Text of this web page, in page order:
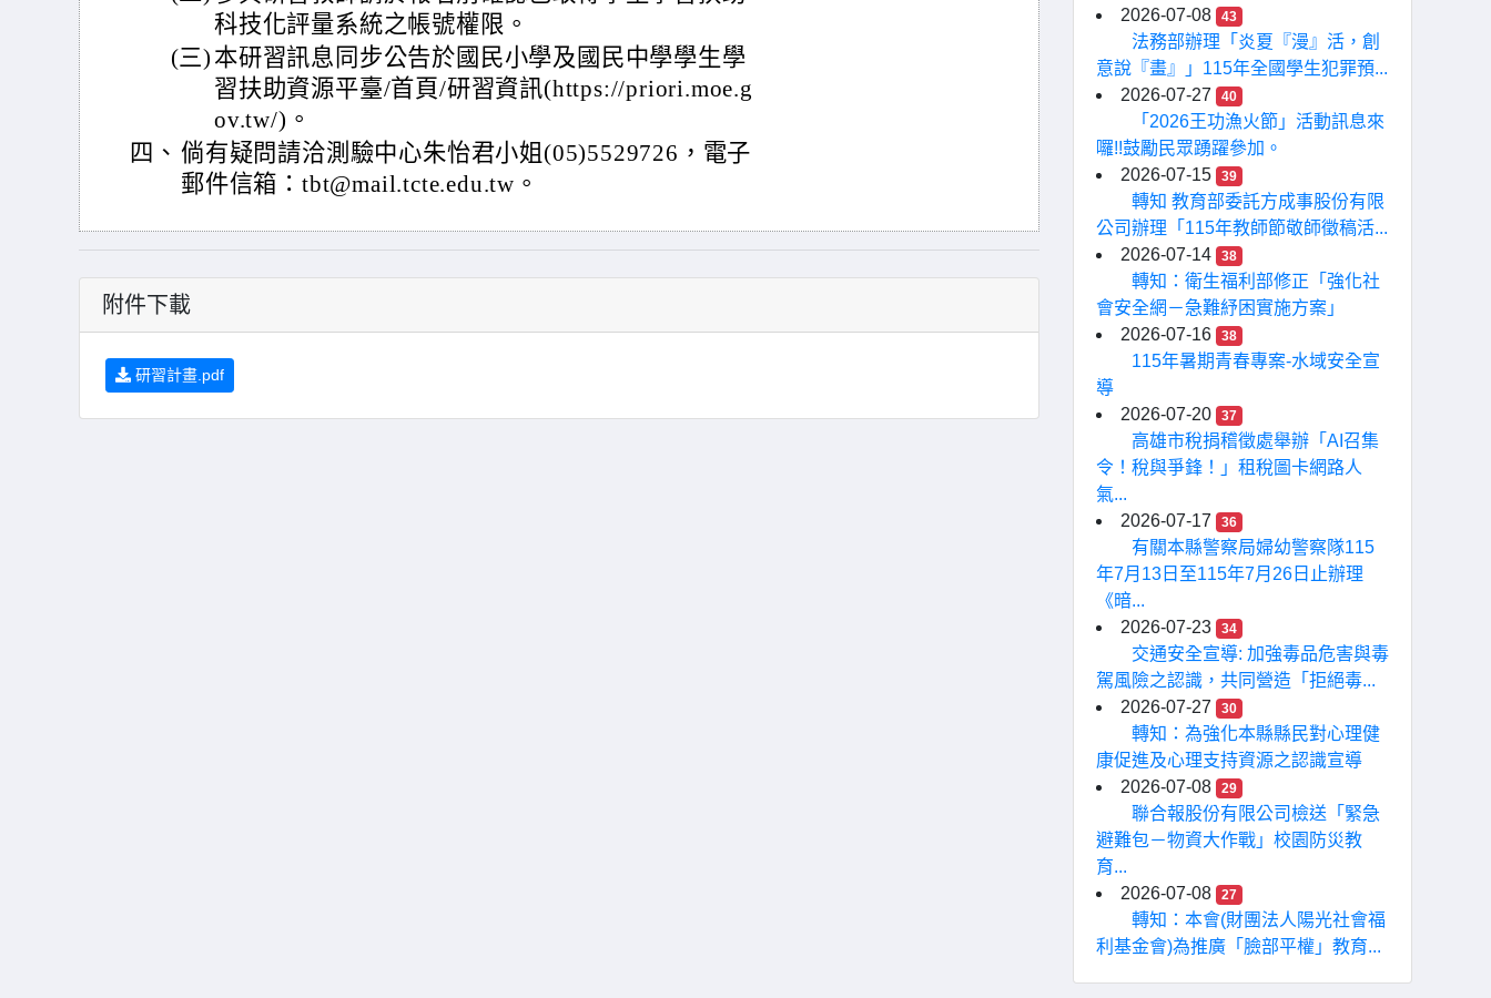
科技化評量系統之帳號權限。
(三) 本研習訊息同步公告於國民小學及國民中學學生學
習扶助資源平臺/首頁/研習資訊(https://priori.moe.g
ov.tw/)。
四、 倘有疑問請洽測驗中心朱怡君小姐(05)5529726，電子
郵件信箱：tbt@mail.tcte.edu.tw。
附件下載
研習計畫.pdf
2026-07-08
43
法務部辦理「炎夏『漫』活，創
意說『畫』」115年全國學生犯罪預...
2026-07-27
40
「2026王功漁火節」活動訊息來
囉!!鼓勵民眾踴躍參加。
2026-07-15
39
轉知 教育部委託方成事股份有限
公司辦理「115年教師節敬師徵稿活...
2026-07-14
38
轉知：衛生福利部修正「強化社
會安全網－急難紓困實施方案」
2026-07-16
38
115年暑期青春專案-水域安全宣
導
2026-07-20
37
高雄市稅捐稽徵處舉辦「AI召集
令！稅與爭鋒！」租稅圖卡網路人
氣...
2026-07-17
36
有關本縣警察局婦幼警察隊115
年7月13日至115年7月26日止辦理
《暗...
2026-07-23
34
交通安全宣導: 加強毒品危害與毒
駕風險之認識，共同營造「拒絕毒...
2026-07-27
30
轉知：為強化本縣縣民對心理健
康促進及心理支持資源之認識宣導
2026-07-08
29
聯合報股份有限公司檢送「緊急
避難包－物資大作戰」校園防災教
育...
2026-07-08
27
轉知：本會(財團法人陽光社會福
利基金會)為推廣「臉部平權」教育...